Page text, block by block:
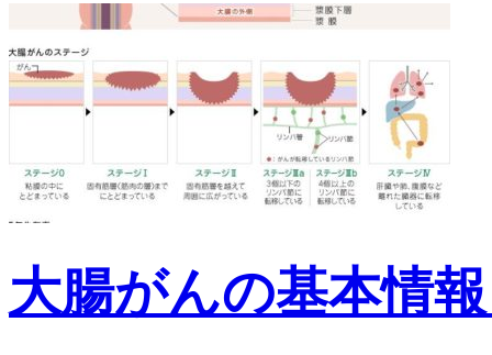
大腸がんの基本情